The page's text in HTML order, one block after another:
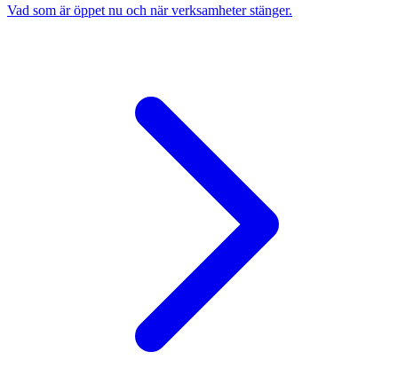
Vad som är öppet nu och när verksamheter stänger.